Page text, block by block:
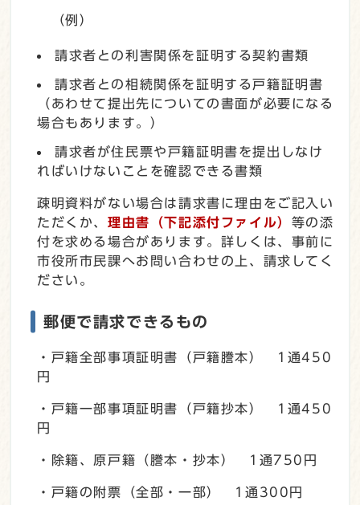
（例）
請求者との利害関係を証明する契約書類
請求者との相続関係を証明する戸籍証明書
（あわせて提出先についての書面が必要になる
場合もあります。）
請求者が住民票や戸籍証明書を提出しなけ
ればいけないことを確認できる書類
疎明資料がない場合は請求書に理由をご記入い
ただくか、 理由書（下記添付ファイル） 等の添
付を求める場合があります。詳しくは、事前に
市役所市民課へお問い合わせの上、請求してく
ださい。
郵便で請求できるもの
・戸籍全部事項証明書（戸籍謄本） 1通450
円
・戸籍一部事項証明書（戸籍抄本） 1通450
円
・除籍、原戸籍（謄本・抄本） 1通750円
・戸籍の附票（全部・一部） 1通300円